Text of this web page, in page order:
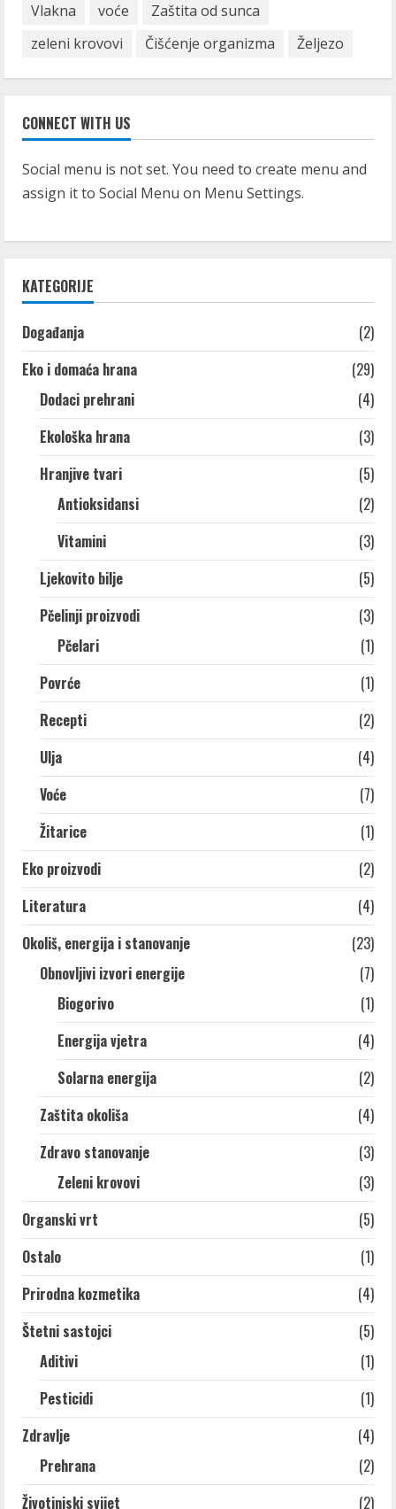
Vlakna
voće
Zaštita od sunca
zeleni krovovi
Čišćenje organizma Željezo
CONNECT WITH US
Social menu is not set. You need to create menu and
assign it to Social Menu on Menu Settings.
KATEGORIJE
Događanja
(2)
Eko i domaća hrana
(29)
Dodaci prehrani
(4)
Ekološka hrana
(3)
Hranjive tvari
(5)
Antioksidansi
(2)
Vitamini
(3)
Ljekovito bilje
(5)
Pčelinji proizvodi
(3)
Pčelari
(1)
Povrće
(1)
Recepti
(2)
Ulja
(4)
Voće
(7)
Žitarice
(1)
Eko proizvodi
(2)
Literatura
(4)
Okoliš, energija i stanovanje
(23)
Obnovljivi izvori energije
(7)
Biogorivo
(1)
Energija vjetra
(4)
Solarna energija
(2)
Zaštita okoliša
(4)
Zdravo stanovanje
(3)
Zeleni krovovi
(3)
Organski vrt
(5)
Ostalo
(1)
Prirodna kozmetika
(4)
Štetni sastojci
(5)
Aditivi
(1)
Pesticidi
(1)
Zdravlje
(4)
Prehrana
(2)
Životinjski svijet
(2)